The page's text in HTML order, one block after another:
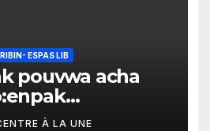
ESPAS LIB
pouvwa acha
pri gaz la
À LA UNE